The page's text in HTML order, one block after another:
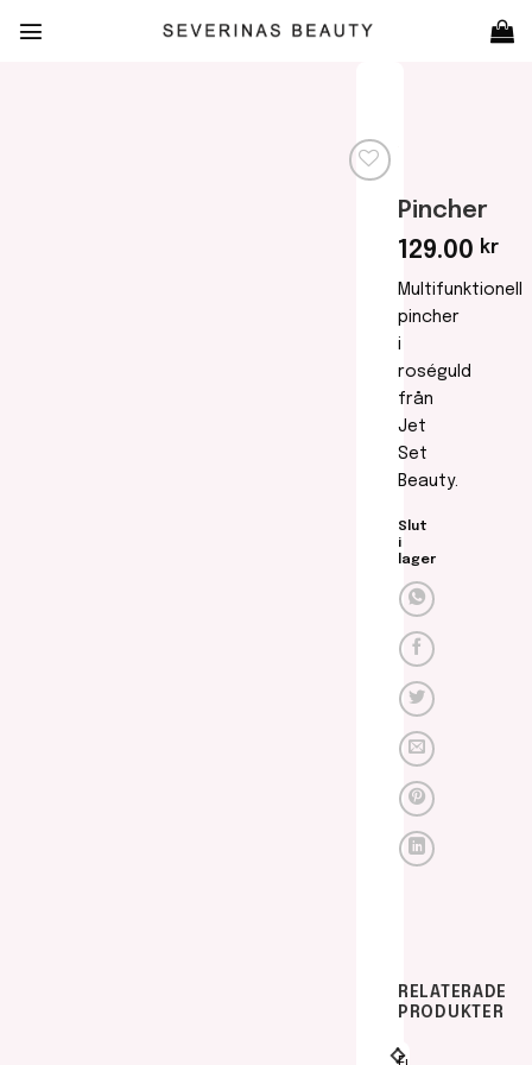
Pincher
129.00 kr
Multifunktionell
pincher
i
roséguld
från
Jet
Set
Beauty.
Slut
i
lager
RELATERADE
PRODUKTER